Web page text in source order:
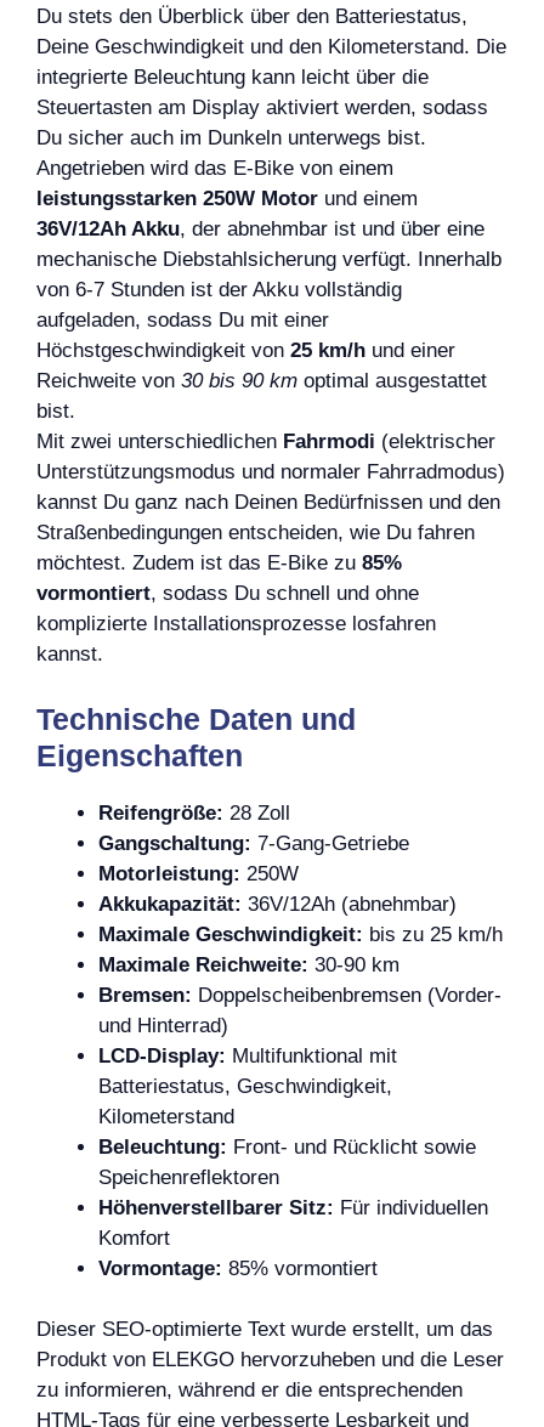
Du stets den Überblick über den Batteriestatus,
Deine Geschwindigkeit und den Kilometerstand. Die
integrierte Beleuchtung kann leicht über die
Steuertasten am Display aktiviert werden, sodass
Du sicher auch im Dunkeln unterwegs bist.
Angetrieben wird das E-Bike von einem
leistungsstarken 250W Motor und einem
36V/12Ah Akku, der abnehmbar ist und über eine
mechanische Diebstahlsicherung verfügt. Innerhalb
von 6-7 Stunden ist der Akku vollständig
aufgeladen, sodass Du mit einer
Höchstgeschwindigkeit von 25 km/h und einer
Reichweite von 30 bis 90 km optimal ausgestattet
bist.
Mit zwei unterschiedlichen Fahrmodi (elektrischer
Unterstützungsmodus und normaler Fahrradmodus)
kannst Du ganz nach Deinen Bedürfnissen und den
Straßenbedingungen entscheiden, wie Du fahren
möchtest. Zudem ist das E-Bike zu 85%
vormontiert, sodass Du schnell und ohne
komplizierte Installationsprozesse losfahren
kannst.
Technische Daten und
Eigenschaften
Reifengröße: 28 Zoll
Gangschaltung: 7-Gang-Getriebe
Motorleistung: 250W
Akkukapazität: 36V/12Ah (abnehmbar)
Maximale Geschwindigkeit: bis zu 25 km/h
Maximale Reichweite: 30-90 km
Bremsen: Doppelscheibenbremsen (Vorder-
und Hinterrad)
LCD-Display: Multifunktional mit
Batteriestatus, Geschwindigkeit,
Kilometerstand
Beleuchtung: Front- und Rücklicht sowie
Speichenreflektoren
Höhenverstellbarer Sitz: Für individuellen
Komfort
Vormontage: 85% vormontiert
Dieser SEO-optimierte Text wurde erstellt, um das
Produkt von ELEKGO hervorzuheben und die Leser
zu informieren, während er die entsprechenden
HTML-Tags für eine verbesserte Lesbarkeit und